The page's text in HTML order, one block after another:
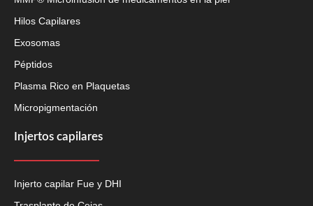
Hilos Capilares
Exosomas
Péptidos
Plasma Rico en Plaquetas
Micropigmentación
Injertos capilares
Injerto capilar Fue y DHI